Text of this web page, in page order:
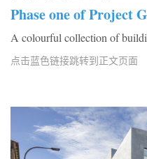
Phase one of Project
A colourful collection of
点击蓝色链接跳转到正文页面